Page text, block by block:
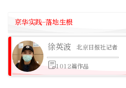
京华实践-落地生根
徐英波 北京日报社记者
1012篇作品